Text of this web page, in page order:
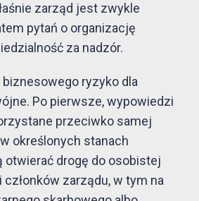
zarząd jest zwykle
pytań o organizację
za nadzór.
ryzyko dla
Po pierwsze, wypowiedzi
przeciwko samej
określonych stanach
drogę do osobistej
zarządu, w tym na